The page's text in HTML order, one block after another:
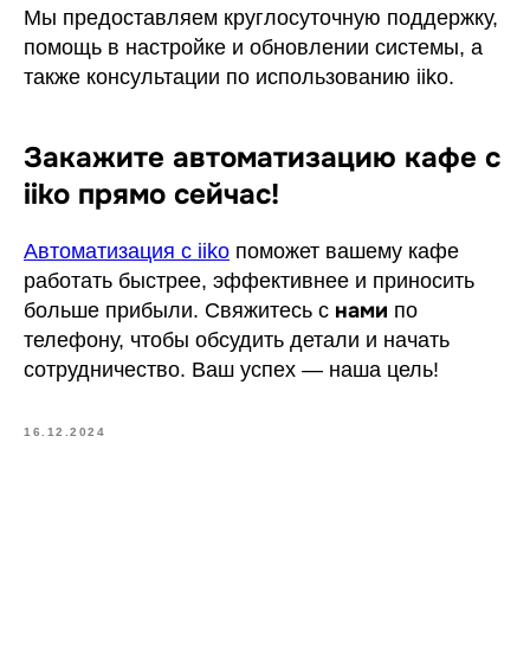
Мы предоставляем круглосуточную поддержку,
помощь в настройке и обновлении системы, а
также консультации по использованию iiko.
Закажите автоматизацию кафе с
iiko прямо сейчас!
Автоматизация с iiko поможет вашему кафе
работать быстрее, эффективнее и приносить
больше прибыли. Свяжитесь с нами по
телефону, чтобы обсудить детали и начать
сотрудничество. Ваш успех — наша цель!
16.12.2024